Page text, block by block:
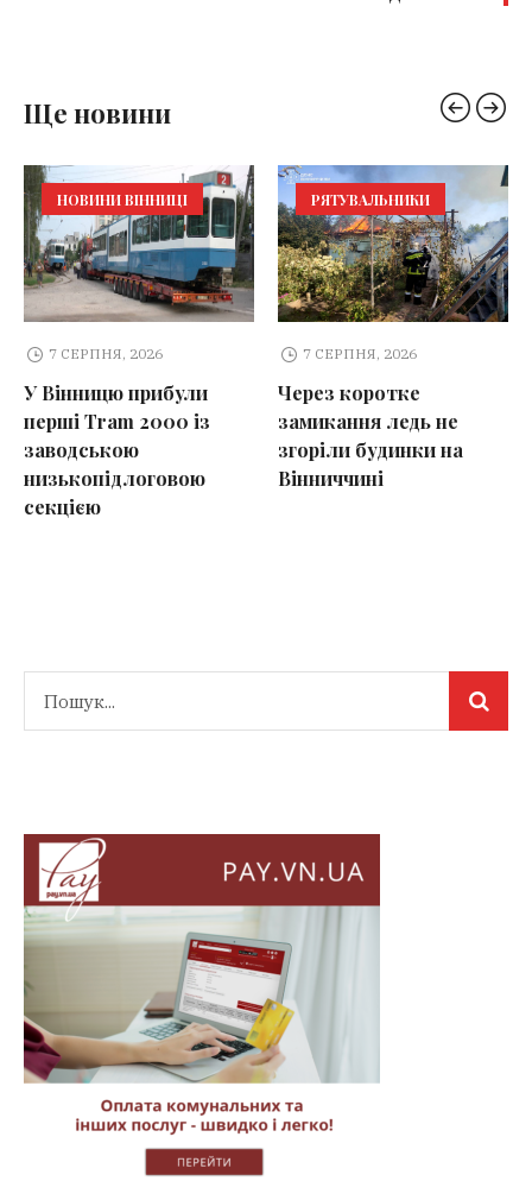
Ще новини
НОВИНИ ВІННИЦІ
7 СЕРПНЯ, 2026
У Вінницю прибули
перші Tram 2000 із
заводською
низькопідлоговою
секцією
РЯТУВАЛЬНИКИ
7 СЕРПНЯ, 2026
Через коротке
замикання ледь не
згоріли будинки на
Вінниччині